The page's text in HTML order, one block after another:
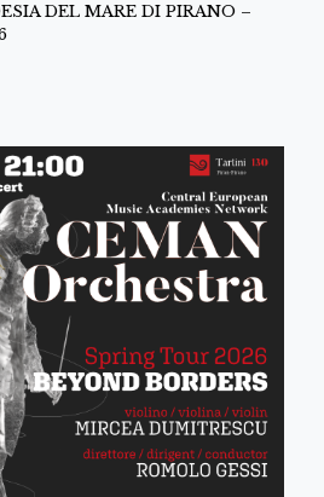
DEL MARE DI PIRANO –